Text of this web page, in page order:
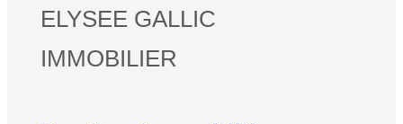
ELYSEE GALLIC
IMMOBILIER